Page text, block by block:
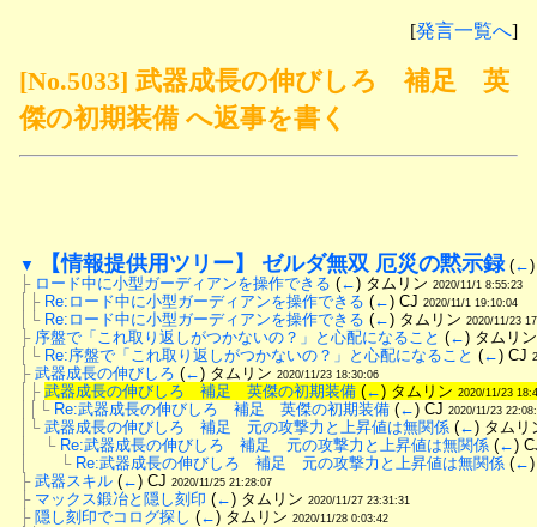
[発言一覧へ]
[No.5033] 武器成長の伸びしろ 補足 英
傑の初期装備 へ返事を書く
▼ 【情報提供用ツリー】 ゼルダ無双 厄災の黙示録 (←
├ ロード中に小型ガーディアンを操作できる (←) タムリン 2020/11/1 8:55:23
│├ Re:ロード中に小型ガーディアンを操作できる (←) CJ 2020/11/1 19:10:04
│└ Re:ロード中に小型ガーディアンを操作できる (←) タムリン 2020/11/23
├ 序盤で「これ取り返しがつかないの？」と心配になること (←) タムリ
│└ Re:序盤で「これ取り返しがつかないの？」と心配になること (←) CJ
├ 武器成長の伸びしろ (←) タムリン 2020/11/23 18:30:06
│├ 武器成長の伸びしろ　補足　英傑の初期装備 (←) タムリン 2020/11/23
││└ Re:武器成長の伸びしろ　補足　英傑の初期装備 (←) CJ 2020/11/23
│└ 武器成長の伸びしろ　補足　元の攻撃力と上昇値は無関係 (←) タム
│　└ Re:武器成長の伸びしろ　補足　元の攻撃力と上昇値は無関係 (←)
│　　└ Re:武器成長の伸びしろ　補足　元の攻撃力と上昇値は無関係 (←
├ 武器スキル (←) CJ 2020/11/25 21:28:07
├ マックス鍛冶と隠し刻印 (←) タムリン 2020/11/27 23:31:31
├ 隠し刻印でコログ探し (←) タムリン 2020/11/28 0:03:42